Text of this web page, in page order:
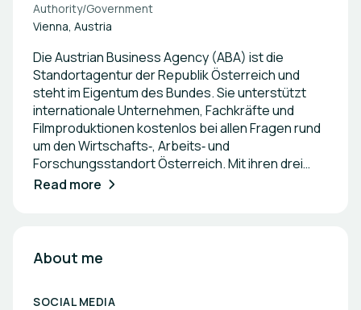
Authority/Government
Vienna, Austria
Die Austrian Business Agency (ABA) ist die
Standortagentur der Republik Österreich und
steht im Eigentum des Bundes. Sie unterstützt
internationale Unternehmen, Fachkräfte und
Filmproduktionen kostenlos bei allen Fragen rund
um den Wirtschafts‑, Arbeits‑ und
Forschungsstandort Österreich. Mit ihren drei
Geschäftsbereichen INVEST in AUSTRIA, WORK in
und TV‑Produktionen und macht Österreich als
Read more
About me
SOCIAL MEDIA